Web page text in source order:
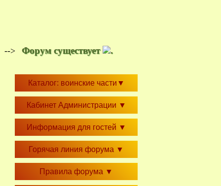
--> Форум существует .
Каталог: воинские части ▼
Кабинет Администрации ▼
Информация для гостей ▼
Горячая линия форума ▼
Правила форума ▼